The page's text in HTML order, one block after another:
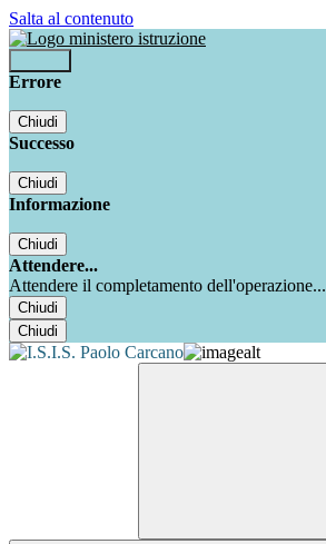
Salta al contenuto
Errore
Chiudi
Successo
Chiudi
Informazione
Chiudi
Attendere...
Attendere il completamento dell'operazione...
Chiudi
Chiudi